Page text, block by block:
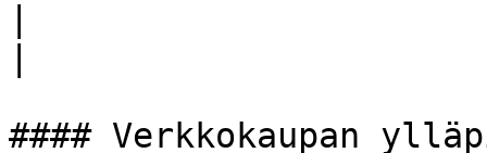
#### Verkkokaupan